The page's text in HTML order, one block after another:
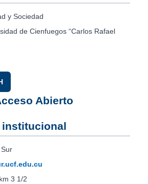
y Sociedad
de Cienfuegos “Carlos Rafael
Abierto
3 1/2